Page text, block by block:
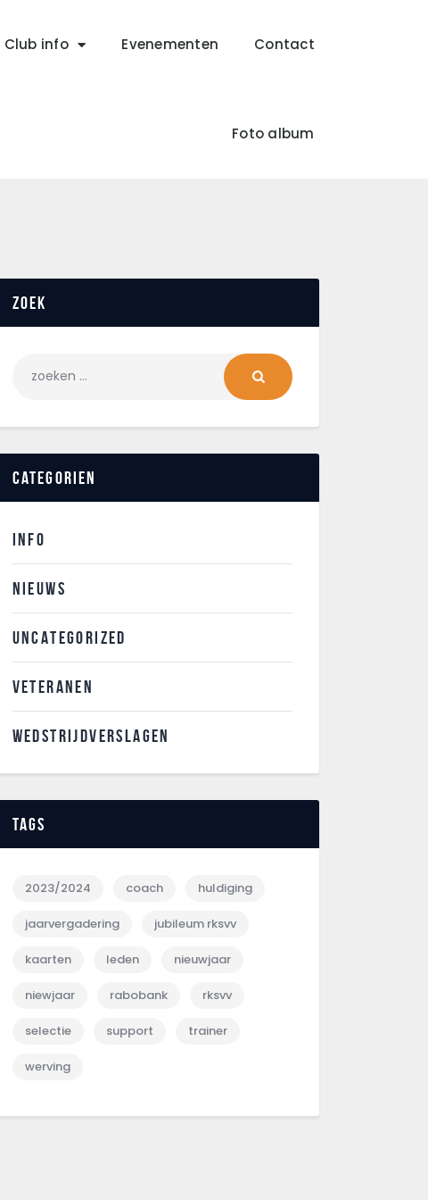
Club info Evenementen Contact
Foto album
Zoek
Categorien
INFO
NIEUWS
UNCATEGORIZED
VETERANEN
WEDSTRIJDVERSLAGEN
Tags
2023/2024 coach huldiging
jaarvergadering jubileum rksvv
kaarten leden nieuwjaar
niewjaar rabobank rksvv
selectie support trainer
werving